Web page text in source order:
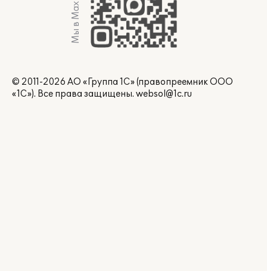
Мы в Max
© 2011-2026 АО «Группа 1С» (правопреемник ООО
«1С»). Все права защищены. websol@1c.ru